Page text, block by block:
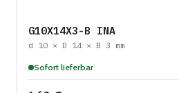
G10X14X3-B INA
d 10 × D 14 × B 3 mm
Sofort lieferbar